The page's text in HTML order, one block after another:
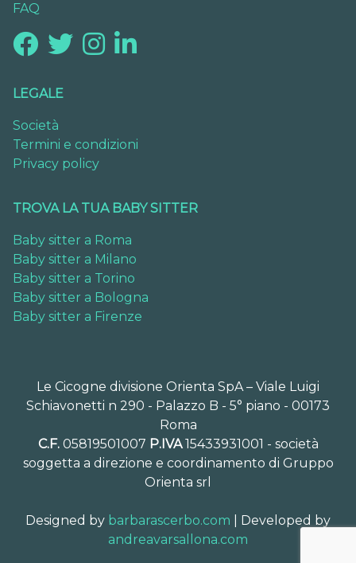
FAQ
LEGALE
Società
Termini e condizioni
Privacy policy
TROVA LA TUA BABY SITTER
Baby sitter a Roma
Baby sitter a Milano
Baby sitter a Torino
Baby sitter a Bologna
Baby sitter a Firenze
Le Cicogne divisione Orienta SpA – Viale Luigi
Schiavonetti n 290 - Palazzo B - 5° piano - 00173
Roma
C.F.05819501007 P.IVA15433931001 - società
soggetta a direzione e coordinamento di Gruppo
Orienta srl
Designed by barbarascerbo.com | Developed by
andreavarsallona.com